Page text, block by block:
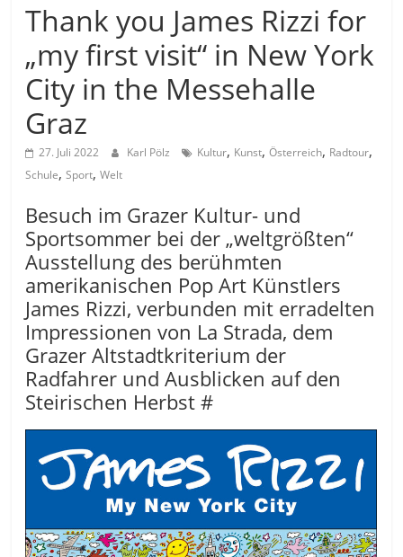
Thank you James Rizzi for
„my first visit“ in New York
City in the Messehalle
Graz
27. Juli 2022 Karl Pölz Kultur, Kunst,Österreich, Radtour,
Schule,Sport,Welt
Besuch im Grazer Kultur- und
Sportsommer bei der „weltgrößten“
Ausstellung des berühmten
amerikanischen Pop Art Künstlers
James Rizzi, verbunden mit erradelten
Impressionen von La Strada, dem
Grazer Altstadtkriterium der
Radfahrer und Ausblicken auf den
Steirischen Herbst #